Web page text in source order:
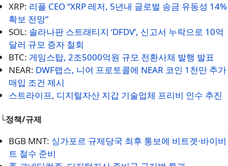
XRP: 리플 CEO “XRP 레저, 5년내 글로벌 송금 유동성 14%
확보 전망”
SOL: 솔라나판 스트래티지 ‘DFDV’, 신고서 누락으로 10억
달러 규모 증자 철회
BTC: 게임스탑, 2조5000억원 규모 전환사채 발행 발표
NEAR: DWF랩스, 니어 프로토콜에 NEAR 코인 1천만 추가
매입 조건 제시
스트라이프, 디지털자산 지갑 기술업체 프리비 인수 추진
└정책/규제
BGB MNT: 싱가포르 규제당국 최후 통보에 비트겟·바이비
트 철수 준비